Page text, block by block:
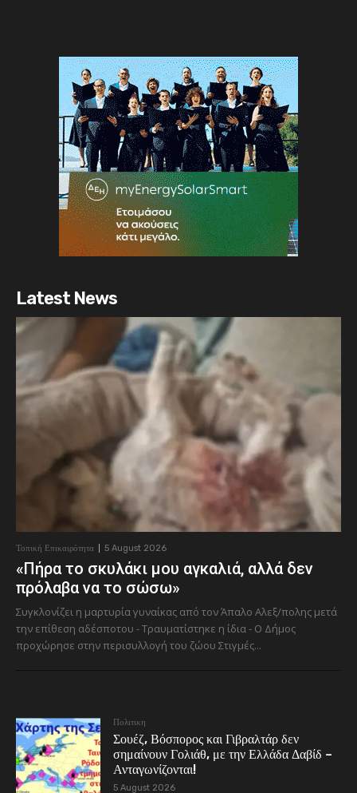
Latest News
Τοπική Επικαιρότητα 5 August 2026
«Πήρα το σκυλάκι μου αγκαλιά, αλλά δεν
πρόλαβα να το σώσω»
Συγκλονίζει η μαρτυρία γυναίκας από τον Άπαλο Αλεξ/πολης μετά
την επίθεση αδέσποτου - Τραυματίστηκε η ίδια - Ο Δήμος
προχώρησε στην περισυλλογή του ζώου Στιγμές...
Πολιτικη
Σουέζ, Βόσπορος και Γιβραλτάρ δεν
σημαίνουν Γολιάθ, με την Ελλάδα Δαβίδ –
Ανταγωνίζονται!
5 August 2026